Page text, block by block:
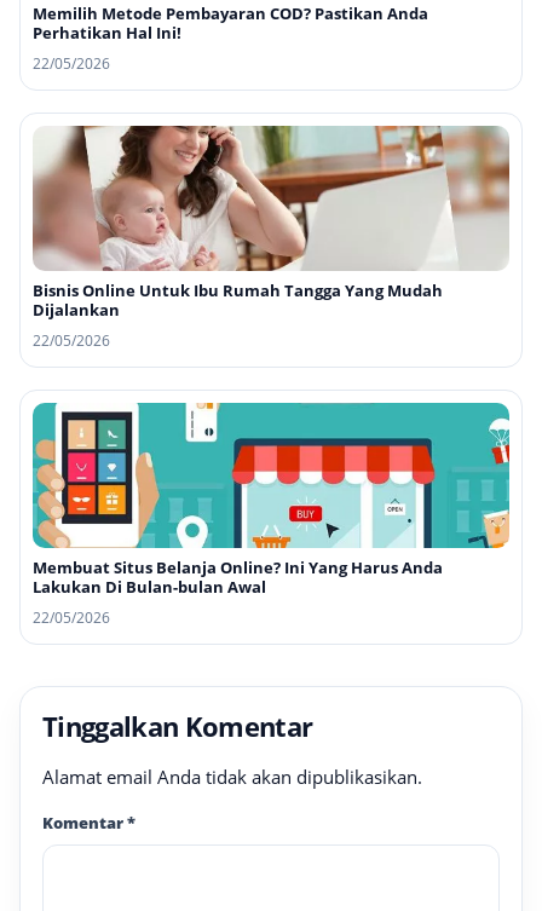
Memilih Metode Pembayaran COD? Pastikan Anda
Perhatikan Hal Ini!
22/05/2026
Bisnis Online Untuk Ibu Rumah Tangga Yang Mudah
Dijalankan
22/05/2026
Membuat Situs Belanja Online? Ini Yang Harus Anda
Lakukan Di Bulan-bulan Awal
22/05/2026
Tinggalkan Komentar
Alamat email Anda tidak akan dipublikasikan.
Komentar*